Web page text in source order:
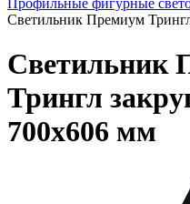
Профильные фигурные
Светильник Премиум
Светильник
Трингл
700х606 мм